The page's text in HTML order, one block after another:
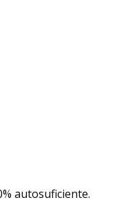
autosuficiente.